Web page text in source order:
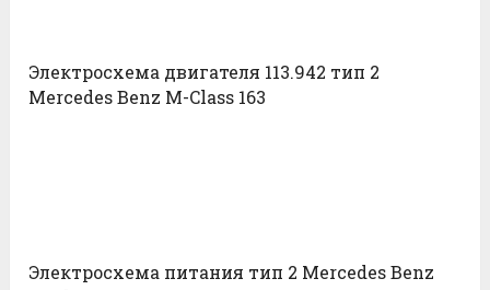
Электросхема двигателя 113.942 тип 2
Mercedes Benz M-Class 163
Электросхема питания тип 2 Mercedes Benz